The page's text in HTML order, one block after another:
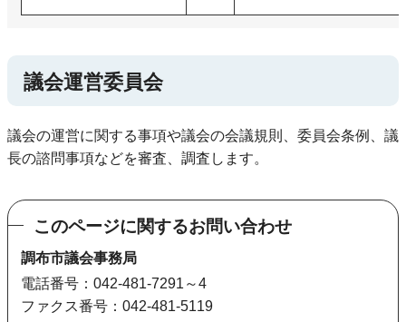
議会運営委員会
議会の運営に関する事項や議会の会議規則、委員会条例、議
長の諮問事項などを審査、調査します。
このページに関するお問い合わせ
調布市議会事務局
電話番号：042-481-7291～4
ファクス番号：042-481-5119